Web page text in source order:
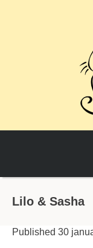
Lilo & Sasha
Published 30